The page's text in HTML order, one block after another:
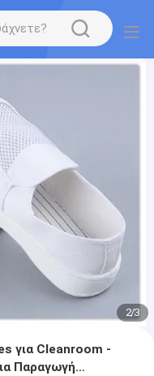
2/3
για Cleanroom -
Παραγωγή